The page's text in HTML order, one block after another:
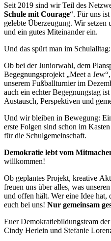
Seit 2019 sind wir Teil des
Schule mit Courage“. Für uns
gelebte Überzeugung. Wir
und ein gutes Miteinander ein.
Und das spürt man im Schulalltag:
Ob bei der Juniorwahl, dem
Begegnungsprojekt „Meet a
unserem Fußballturnier im
auch ein echter Begegnungstag
Austausch, Perspektiven und
Und wir bleiben in Bewegung:
erste Folgen sind schon im
für die Schulgemeinschaft.
Demokratie lebt vom
willkommen!
Ob geplantes Projekt, kreative
freuen uns über alles, was
und offen hält. Wer eine Idee
euch bei uns! Nur gemeinsam
Euer Demokratiebildungsteam
Cindy Herlein und Stefanie